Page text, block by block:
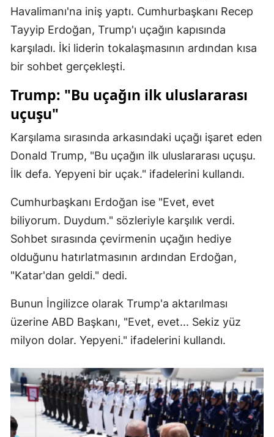
Kastamonu
Kayseri
Kırklareli
Kütahya
Malatya
Manisa
Kahramanmaraş
Mardin
Muş
Nevşehir
Ordu
Rize
Sakarya
Havalimanı'na iniş yaptı. Cumhurbaşkanı Recep
Tayyip Erdoğan, Trump'ı uçağın kapısında
karşıladı. İki liderin tokalaşmasının ardından kısa
bir sohbet gerçekleşti.
Trump: "Bu uçağın ilk uluslararası
uçuşu"
Karşılama sırasında arkasındaki uçağı işaret eden
Donald Trump, "Bu uçağın ilk uluslararası uçuşu.
İlk defa. Yepyeni bir uçak." ifadelerini kullandı.
Cumhurbaşkanı Erdoğan ise "Evet, evet
biliyorum. Duydum." sözleriyle karşılık verdi.
Sohbet sırasında çevirmenin uçağın hediye
olduğunu hatırlatmasının ardından Erdoğan,
"Katar'dan geldi." dedi.
Bunun İngilizce olarak Trump'a aktarılması
üzerine ABD Başkanı, "Evet, evet... Sekiz yüz
milyon dolar. Yepyeni." ifadelerini kullandı.